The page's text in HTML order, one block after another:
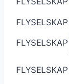
FLYSELSKAP
FLYSELSKAP
FLYSELSKAP